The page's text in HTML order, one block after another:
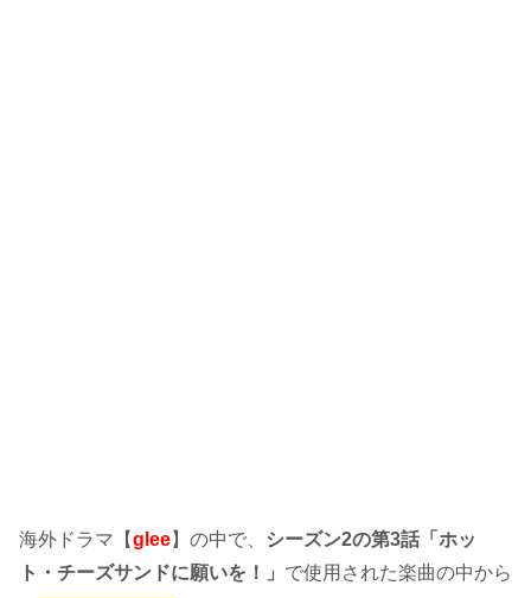
海外ドラマ【glee】の中で、
シーズン2の第3話「ホッ
ト・チーズサンドに願いを！」 で使用された楽曲の中から